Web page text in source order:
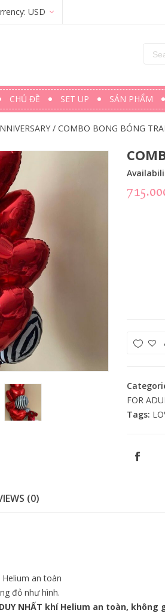
USD
CHỦ ĐỀ SET UP SẢN PHẨM
/ COMBO BONG BÓNG
FOR
Tags:
(0)
an toàn
đỏ như hình.
NHẤT khí Helium an toàn,